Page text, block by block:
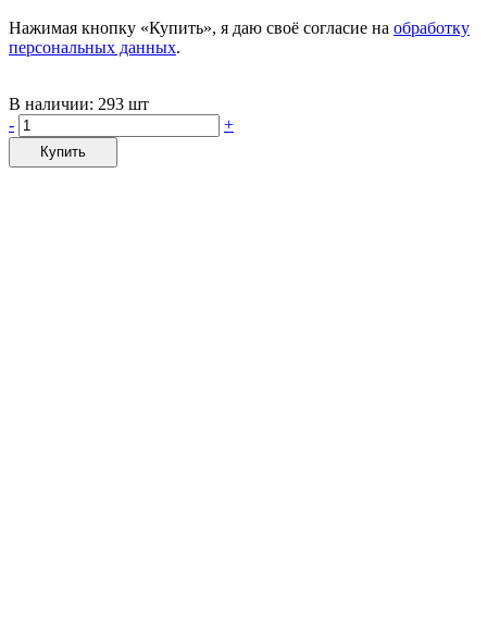
Нажимая кнопку «Купить», я даю своё согласие на обработку
персональных данных.
В наличии: 293 шт
-
+
Купить